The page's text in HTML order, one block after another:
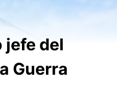
jefe del
Guerra